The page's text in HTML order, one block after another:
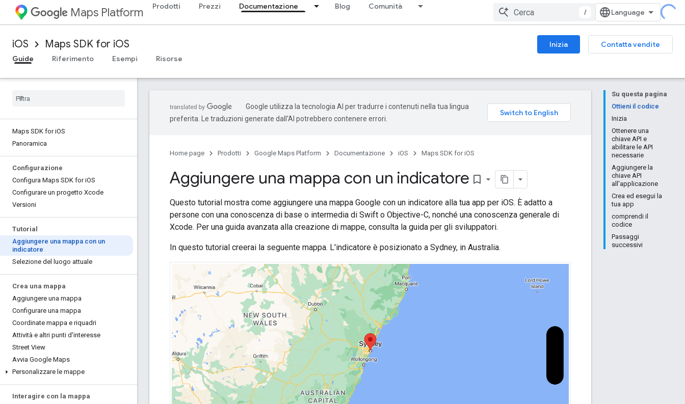
Maps Platform Prodotti Prezzi Documentazione Blog Comunità
/
iOS Maps SDK for iOS Inizia
Contatta vendite
Guide
Riferimento Esempi Risorse
Maps SDK for iOS
Panoramica
Configurazione
Configura Maps SDK for iOS
Configurare un progetto Xcode
Versioni
Tutorial
Aggiungere una mappa con un
indicatore
Selezione del luogo attuale
Crea una mappa
Aggiungere una mappa
Configurare una mappa
Coordinate mappa e riquadri
Attività e altri punti d'interesse
Street View
Avvia Google Maps
Personalizzare le mappe
Interagire con la mappa
Su questa pagina
Ottieni il codice
Inizia
Ottenere una
chiave API e
abilitare le API
necessarie
Aggiungere la
chiave API
all'applicazione
Crea ed esegui la
tua app
comprendi il
codice
Passaggi
successivi
Google utilizza la tecnologia AI per tradurre i contenuti nella tua lingua
preferita. Le traduzioni generate dall'AI potrebbero contenere errori.
Home page Prodotti Google Maps Platform Documentazione iOS Maps SDK for iOS
Aggiungere una mappa con un indicatore bookmark_border
Questo tutorial mostra come aggiungere una mappa Google con un indicatore alla tua app per iOS. È adatto a
persone con una conoscenza di base o intermedia di Swift o Objective-C, nonché una conoscenza generale di
Xcode. Per una guida avanzata alla creazione di mappe, consulta la guida per gli sviluppatori.
In questo tutorial creerai la seguente mappa. L'indicatore è posizionato a Sydney, in Australia.